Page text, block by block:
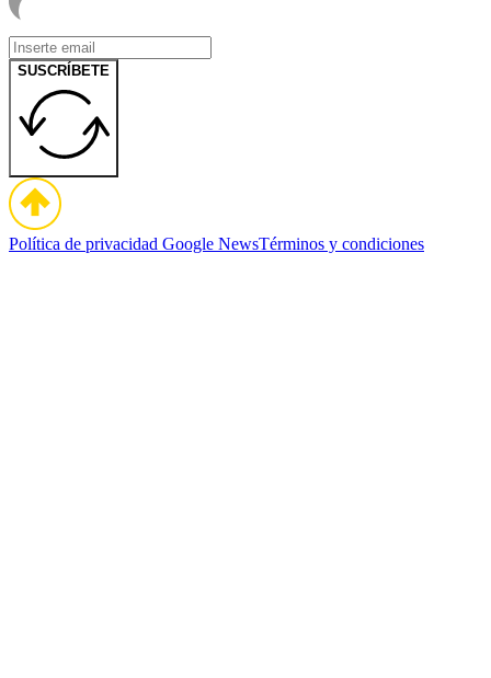
SUSCRÍBETE
Política de privacidad Google NewsTérminos y condiciones